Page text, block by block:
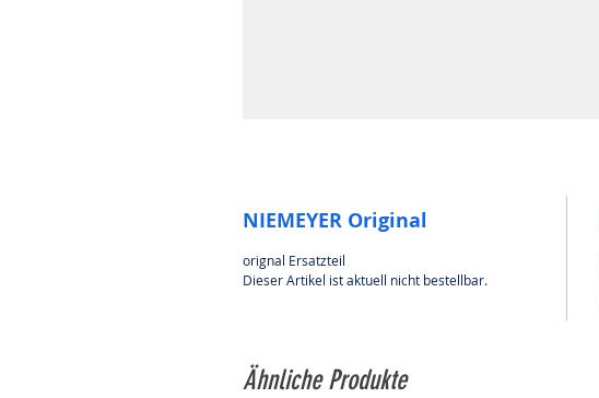
NIEMEYER Original
orignal Ersatzteil
Dieser Artikel ist aktuell nicht bestellbar.
Ähnliche Produkte